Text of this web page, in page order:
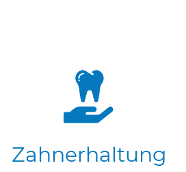
Zahnerhaltung